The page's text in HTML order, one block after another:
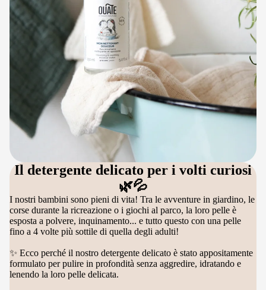
Il detergente delicato per i volti curiosi
🌿💦
I nostri bambini sono pieni di vita! Tra le avventure in giardino, le
corse durante la ricreazione o i giochi al parco, la loro pelle è
esposta a polvere, inquinamento... e tutto questo con una pelle
fino a 4 volte più sottile di quella degli adulti!
✨ Ecco perché il nostro detergente delicato è stato appositamente
formulato per pulire in profondità senza aggredire, idratando e
lenendo la loro pelle delicata.